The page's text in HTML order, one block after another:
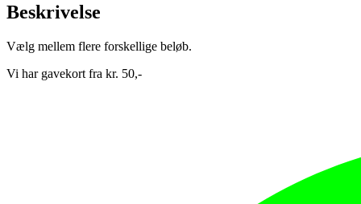
Beskrivelse
Vælg mellem flere forskellige beløb.
Vi har gavekort fra kr. 50,-